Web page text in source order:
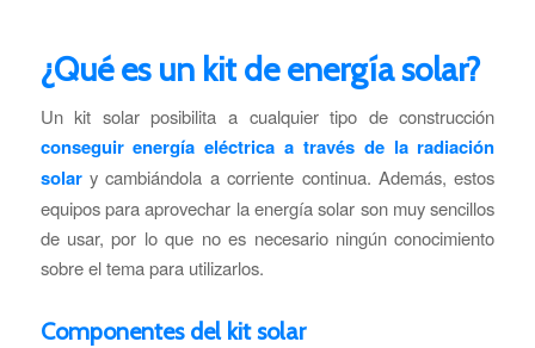
¿Qué es un kit de energía solar?
Un kit solar posibilita a cualquier tipo de construcción
conseguir energía eléctrica a través de la radiación
solary cambiándola a corriente continua. Además, estos
equipos para aprovechar la energía solar son muy sencillos
de usar, por lo que no es necesario ningún conocimiento
sobre el tema para utilizarlos.
Componentes del kit solar